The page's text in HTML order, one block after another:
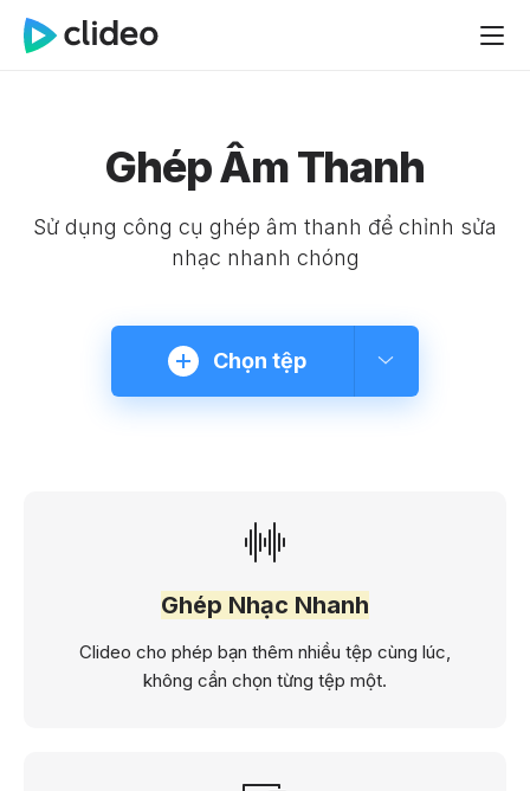
Ghép Âm Thanh
Sử dụng công cụ ghép âm thanh để chỉnh sửa
nhạc nhanh chóng
Chọn tệp
Ghép Nhạc Nhanh
Clideo cho phép bạn thêm nhiều tệp cùng lúc,
không cần chọn từng tệp một.